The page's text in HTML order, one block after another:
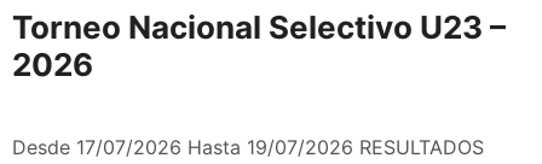
Torneo Nacional Selectivo U23 –
2026
Desde 17/07/2026 Hasta 19/07/2026 RESULTADOS